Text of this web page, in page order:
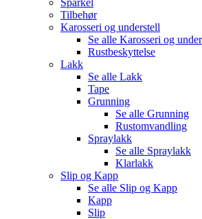
Tilbehør
Karosseri og understell
Se alle Karosseri og
Rustbeskyttelse
Lakk
Se alle Lakk
Tape
Grunning
Se alle Grunning
Rustomvandling
Spraylakk
Se alle Spraylakk
Klarlakk
Slip og Kapp
Se alle Slip og Kapp
Kapp
Slip